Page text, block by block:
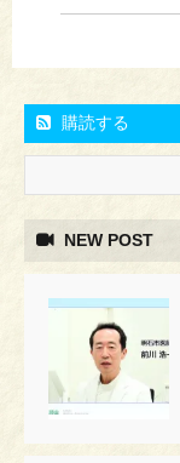
購読する
NEW POST